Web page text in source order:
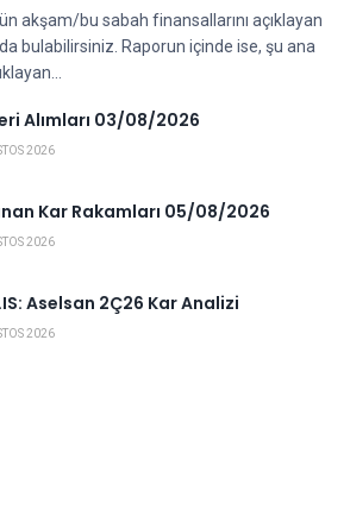
akşam/bu sabah finansallarını açıklayan
bulabilirsiniz. Raporun içinde ise, şu ana
Alımları 03/08/2026
2026
Kar Rakamları 05/08/2026
2026
Aselsan 2Ç26 Kar Analizi
2026